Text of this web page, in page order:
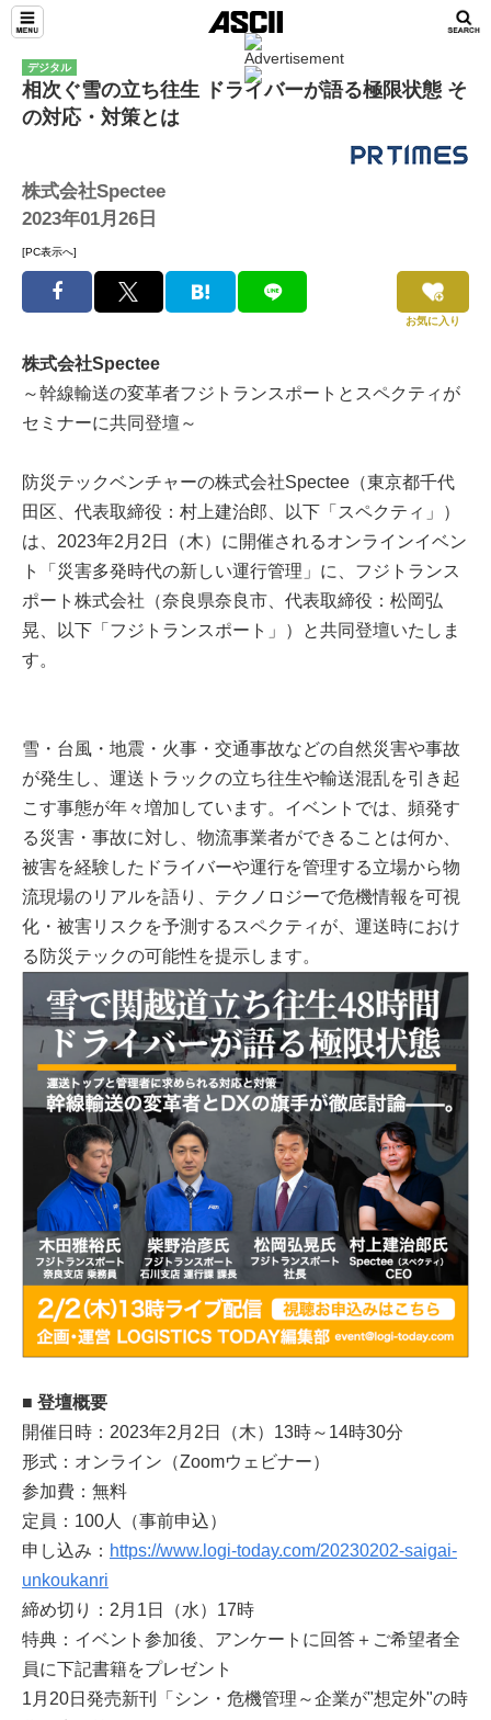
デジタル
相次ぐ雪の立ち往生 ドライバーが語る極限状態 そ
の対応・対策とは
株式会社Spectee
2023年01月26日
[PC表示へ]
お気に入り
株式会社Spectee
～幹線輸送の変革者フジトランスポートとスペクティが
セミナーに共同登壇～
防災テックベンチャーの株式会社Spectee（東京都千代
田区、代表取締役：村上建治郎、以下「スペクティ」）
は、2023年2月2日（木）に開催されるオンラインイベン
ト「災害多発時代の新しい運行管理」に、フジトランス
ポート株式会社（奈良県奈良市、代表取締役：松岡弘
晃、以下「フジトランスポート」）と共同登壇いたしま
す。
雪・台風・地震・火事・交通事故などの自然災害や事故
が発生し、運送トラックの立ち往生や輸送混乱を引き起
こす事態が年々増加しています。イベントでは、頻発す
る災害・事故に対し、物流事業者ができることは何か、
被害を経験したドライバーや運行を管理する立場から物
流現場のリアルを語り、テクノロジーで危機情報を可視
化・被害リスクを予測するスペクティが、運送時におけ
る防災テックの可能性を提示します。
■ 登壇概要
開催日時：2023年2月2日（木）13時～14時30分
形式：オンライン（Zoomウェビナー）
参加費：無料
定員：100人（事前申込）
申し込み： https://www.logi-today.com/20230202-saigai-
unkoukanri
締め切り：2月1日（水）17時
特典：イベント参加後、アンケートに回答＋ご希望者全
員に下記書籍をプレゼント
1月20日発売新刊「シン・危機管理～企業が"想定外"の時